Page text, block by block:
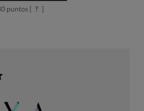
puntos [ ? ]